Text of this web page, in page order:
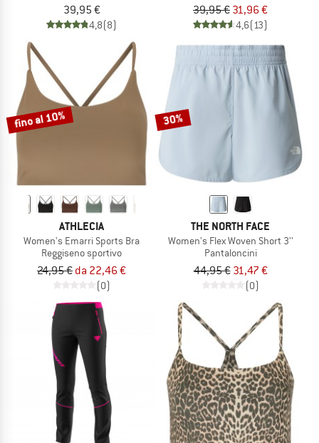
39,95 €
4,8(8)
39,95 € 31,96 €
4,6(13)
fino al 10%
ATHLECIA
Women's Emarri Sports Bra
Reggiseno sportivo
24,95 € da 22,46 €
(0)
30%
THE NORTH FACE
Women's Flex Woven Short 3''
Pantaloncini
44,95 € 31,47 €
(0)